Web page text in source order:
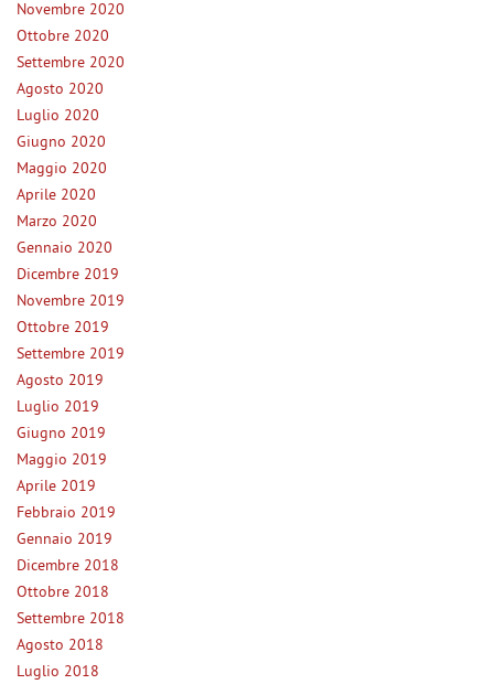
Novembre 2020
Ottobre 2020
Settembre 2020
Agosto 2020
Luglio 2020
Giugno 2020
Maggio 2020
Aprile 2020
Marzo 2020
Gennaio 2020
Dicembre 2019
Novembre 2019
Ottobre 2019
Settembre 2019
Agosto 2019
Luglio 2019
Giugno 2019
Maggio 2019
Aprile 2019
Febbraio 2019
Gennaio 2019
Dicembre 2018
Ottobre 2018
Settembre 2018
Agosto 2018
Luglio 2018
Salva
le
impostazioni